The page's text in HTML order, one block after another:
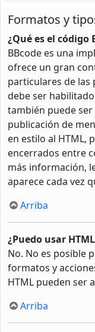
Formatos y
¿Qué es el código
BBcode es una
ofrece un gran
particulares de las
debe ser
también puede
publicación de
en estilo al HTML,
encerrados entre
más información,
aparece cada vez
Arriba
¿Puedo usar
No. No es posible
formatos y
HTML pueden ser
Arriba